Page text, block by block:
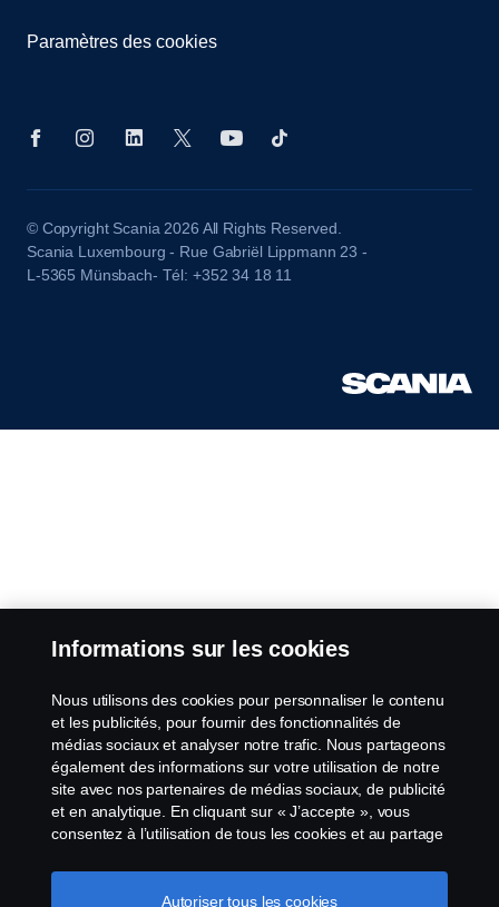
Paramètres des cookies
© Copyright Scania 2026 All Rights Reserved.
Scania Luxembourg - Rue Gabriël Lippmann 23 -
L-5365 Münsbach- Tél: +352 34 18 11
Informations sur les cookies
Nous utilisons des cookies pour personnaliser le contenu
et les publicités, pour fournir des fonctionnalités de
médias sociaux et analyser notre trafic. Nous partageons
également des informations sur votre utilisation de notre
site avec nos partenaires de médias sociaux, de publicité
et en analytique. En cliquant sur « J’accepte », vous
consentez à l’utilisation de tous les cookies et au partage
cookies en cliquant sur « Paramètres des cookies » et en
sélectionnant les catégories que vous souhaitez
Autoriser tous les cookies